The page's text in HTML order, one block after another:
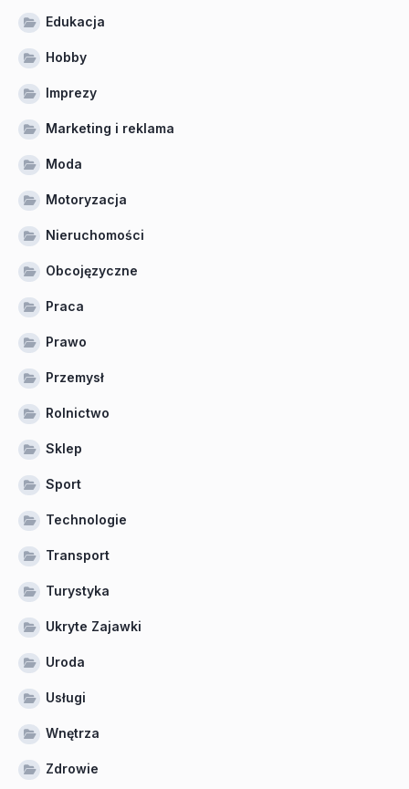
Edukacja
Hobby
Imprezy
Marketing i reklama
Moda
Motoryzacja
Nieruchomości
Obcojęzyczne
Praca
Prawo
Przemysł
Rolnictwo
Sklep
Sport
Technologie
Transport
Turystyka
Ukryte Zajawki
Uroda
Usługi
Wnętrza
Zdrowie